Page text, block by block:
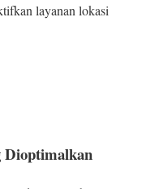
layanan lokasi
Dioptimalkan